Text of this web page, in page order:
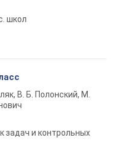
школ
В. Б. Полонский, М.
задач и контрольных